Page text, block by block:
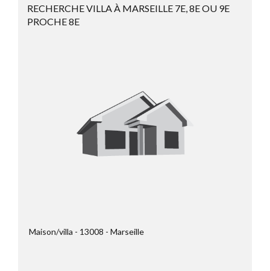
RECHERCHE VILLA À MARSEILLE 7E, 8E OU 9E
PROCHE 8E
Maison/villa 13008 Marseille